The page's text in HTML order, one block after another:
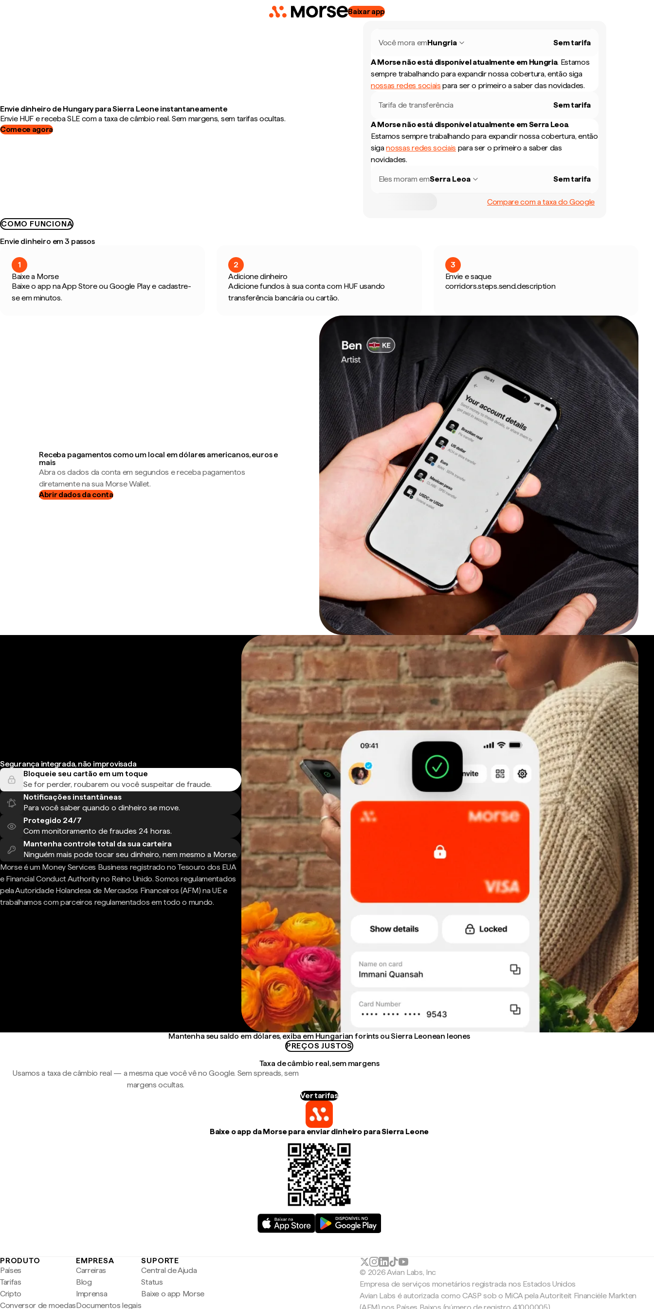
Baixar app
Envie dinheiro de Hungary para Sierra Leone instantaneamente
Envie HUF e receba SLE com a taxa de câmbio real. Sem margens, sem tarifas ocultas.
Comece agora
Você mora emHungria Sem tarifa
A Morse não está disponível atualmente em Hungria. Estamos
sempre trabalhando para expandir nossa cobertura, então siga
nossas redes sociais para ser o primeiro a saber das novidades.
Tarifa de transferência Sem tarifa
A Morse não está disponível atualmente emSerra Leoa.
Estamos sempre trabalhando para expandir nossa cobertura, então
siganossas redes sociais para ser o primeiro a saber das
novidades.
Eles moram emSerra Leoa Sem tarifa
Compare com a taxa do Google
COMO FUNCIONA
Envie dinheiro em 3 passos
1
Baixe a Morse
Baixe o app na App Store ou Google Play e cadastre-
se em minutos.
2
Adicione dinheiro
Adicione fundos à sua conta com HUF usando
transferência bancária ou cartão.
3
Envie e saque
corridors.steps.send.description
Receba pagamentos como um local em dólares americanos, euros e
mais
Abra os dados da conta em segundos e receba pagamentos
diretamente na sua Morse Wallet.
Abrir dados da conta
Segurança integrada, não improvisada
Bloqueie seu cartão em um toque
Se for perder, roubarem ou você suspeitar de fraude.
Notificações instantâneas
Para você saber quando o dinheiro se move.
Protegido 24/7
Com monitoramento de fraudes 24 horas.
Mantenha controle total da sua carteira
Ninguém mais pode tocar seu dinheiro, nem mesmo a Morse.
Morse é um Money Services Business registrado no Tesouro dos EUA
e Financial Conduct Authority no Reino Unido. Somos regulamentados
pela Autoridade Holandesa de Mercados Financeiros (AFM) na UE e
trabalhamos com parceiros regulamentados em todo o mundo.
Mantenha seu saldo em dólares, exiba em Hungarian forints ou Sierra Leonean leones
PREÇOS JUSTOS
Taxa de câmbio real, sem margens
Usamos a taxa de câmbio real — a mesma que você vê no Google. Sem spreads, sem
margens ocultas.
Ver tarifas
Baixe o app da Morse para enviar dinheiro para Sierra Leone
PRODUTO
Países
Tarifas
Cripto
Conversor de moedas
EMPRESA
Carreiras
Blog
Imprensa
Documentos legais
SUPORTE
Central de Ajuda
Status
Baixe o app Morse
© 2026 Avian Labs, Inc
Empresa de serviços monetários registrada nos Estados Unidos
Avian Labs é autorizada como CASP sob o MiCA pela Autoriteit Financiële Markten